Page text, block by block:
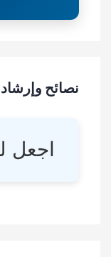
نصائح
اجعل